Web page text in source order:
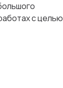
с целью